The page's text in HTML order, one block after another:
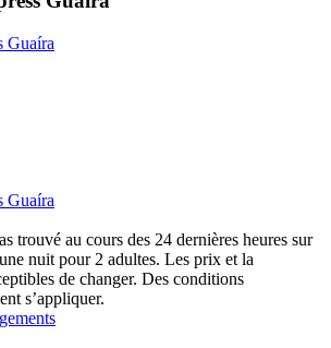
Guaíra
Guaíra
trouvé au cours des 24 dernières heures sur
nuit pour 2 adultes. Les prix et la
de changer. Des conditions
s’appliquer.